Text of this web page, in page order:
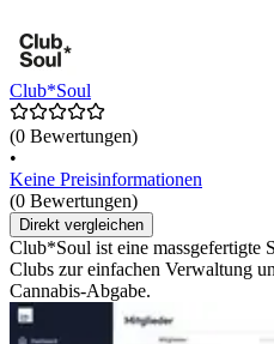
Club*Soul
(0 Bewertungen)
•
Keine Preisinformationen
(0 Bewertungen)
Direkt vergleichen
Club*Soul ist eine massgefertigte
Clubs zur einfachen Verwaltung
Cannabis-Abgabe.